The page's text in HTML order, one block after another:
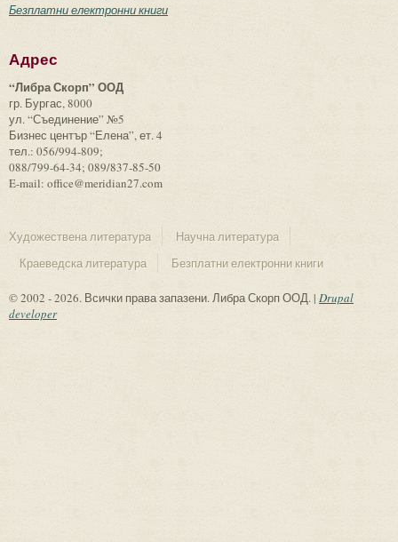
Безплатни електронни книги
Адрес
“Либра Скорп” ООД
гр. Бургас, 8000
ул. “Съединение” №5
Бизнес център “Елена”, ет. 4
тел.: 056/994-809;
088/799-64-34; 089/837-85-50
E-mail: office@meridian27.com
Художествена литература
Научна литература
Краеведска литература
Безплатни електронни книги
© 2002 - 2026. Всички права запазени. Либра Скорп ООД. | Drupal
developer